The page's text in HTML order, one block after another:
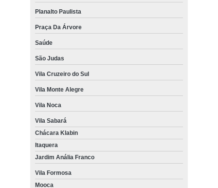
Planalto Paulista
Praça Da Árvore
Saúde
São Judas
Vila Cruzeiro do Sul
Vila Monte Alegre
Vila Noca
Vila Sabará
Chácara Klabin
Itaquera
Jardim Anália Franco
Vila Formosa
Mooca